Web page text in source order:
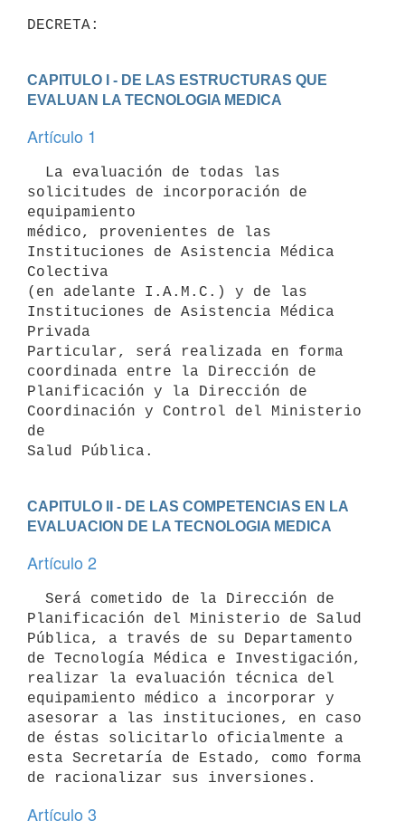
CAPITULO I - DE LAS ESTRUCTURAS QUE
EVALUAN LA TECNOLOGIA MEDICA
Artículo 1
solicitudes de incorporación de
equipamiento
médico, provenientes de las
Instituciones de Asistencia Médica
Colectiva
(en adelante I.A.M.C.) y de las
Instituciones de Asistencia Médica
Privada
Particular, será realizada en forma
coordinada entre la Dirección de
Planificación y la Dirección de
Coordinación y Control del Ministerio
de
CAPITULO II - DE LAS COMPETENCIAS EN LA
EVALUACION DE LA TECNOLOGIA MEDICA
Artículo 2
Planificación del Ministerio de Salud
Pública, a través de su Departamento
de Tecnología Médica e Investigación,
realizar la evaluación técnica del
equipamiento médico a incorporar y
asesorar a las instituciones, en caso
de éstas solicitarlo oficialmente a
esta Secretaría de Estado, como forma
Artículo 3